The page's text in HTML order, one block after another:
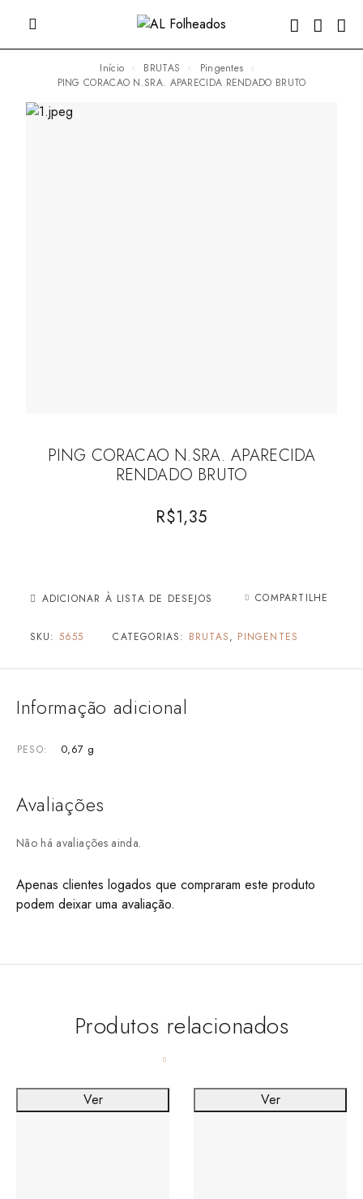
Início BRUTAS
Pingentes
PING CORACAO N.SRA. APARECIDA RENDADO BRUTO
PING CORACAO N.SRA. APARECIDA
RENDADO BRUTO
R$1,35
ADICIONAR À LISTA DE DESEJOS COMPARTILHE
SKU: 5655 CATEGORIAS: BRUTAS, PINGENTES
Informação adicional
PESO 0,67 g
Avaliações
Não há avaliações ainda.
Apenas clientes logados que compraram este produto
podem deixar uma avaliação.
Produtos relacionados
Ver Ver